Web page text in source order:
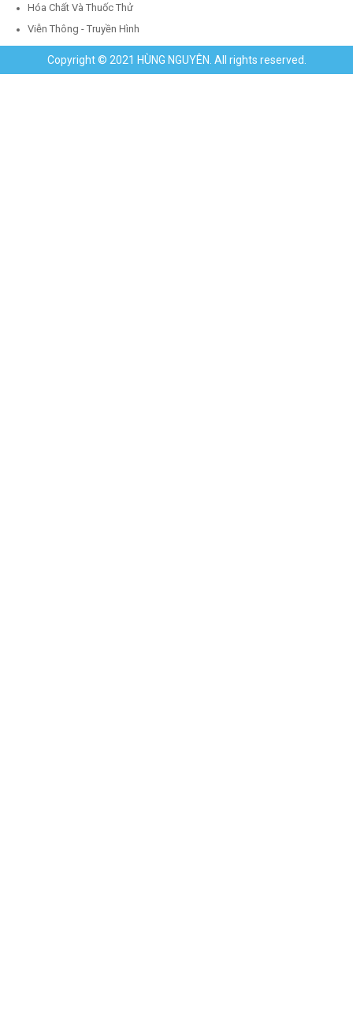
Hóa Chất Và Thuốc Thử
Viễn Thông - Truyền Hình
Copyright © 2021 HÙNG NGUYÊN. All rights reserved.